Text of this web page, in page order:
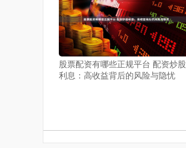
股票配资有哪些正规平台 配资炒股
利息：高收益背后的风险与隐忧